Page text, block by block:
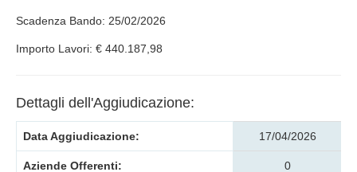
Scadenza Bando: 25/02/2026
Importo Lavori: € 440.187,98
Dettagli dell'Aggiudicazione:
Data Aggiudicazione: 17/04/2026
Aziende Offerenti: 0